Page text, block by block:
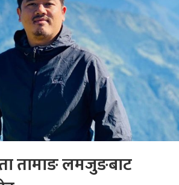
नेता तामाङ लमजुङबाट